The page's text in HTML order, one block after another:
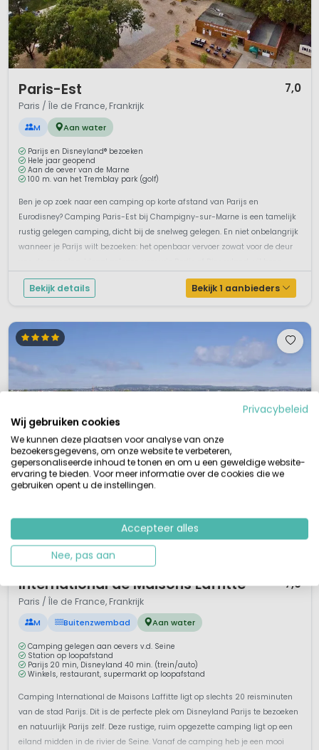
Paris-Est 7,0
Paris / Île de France, Frankrijk
M Aan water
Parijs en Disneyland® bezoeken
Hele jaar geopend
Aan de oever van de Marne
100 m. van het Tremblay park (golf)
Ben je op zoek naar een camping op korte afstand van Parijs en
Eurodisney? Camping Paris-Est bij Champigny-sur-Marne is een tamelijk
rustig gelegen camping, dicht bij de snelweg gelegen. En niet onbelangrijk
wanneer je Parijs wilt bezoeken: het openbaar vervoer zowat voor de deur
Bekijk details Bekijk 1 aanbieders
International de Maisons Laffitte 7,6
Paris / Île de France, Frankrijk
M Buitenzwembad Aan water
Camping gelegen aan oevers v.d. Seine
Station op loopafstand
Parijs 20 min, Disneyland 40 min. (trein/auto)
Winkels, restaurant, supermarkt op loopafstand
Camping International de Maisons Laffitte ligt op slechts 20 reisminuten
van de stad Parijs. Dit is de perfecte plek om Disneyland Parijs te bezoeken
en natuurlijk Parijs zelf. Deze rustige, ruim opgezette camping ligt op een
eiland midden in de rivier de Seine. Vanaf de camping heb je een mooi
Privacybeleid
Wij gebruiken cookies
We kunnen deze plaatsen voor analyse van onze
bezoekersgegevens, om onze website te verbeteren,
gepersonaliseerde inhoud te tonen en om u een geweldige website-
ervaring te bieden. Voor meer informatie over de cookies die we
gebruiken opent u de instellingen.
Accepteer alles
Nee, pas aan